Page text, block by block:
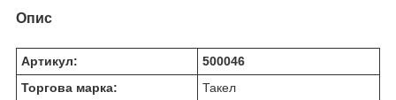
Опис
Артикул:
500046
Торгова марка:
Такел